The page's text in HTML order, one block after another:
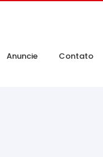
Anuncie Contato